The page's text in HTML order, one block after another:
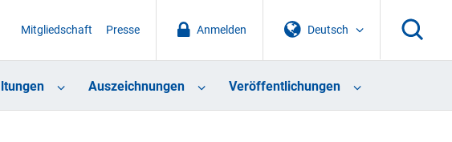
Deutsch
Anmelden
Mitgliedschaft Presse
Auszeichnungen Veröffentlichungen